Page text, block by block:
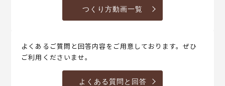
つくり方動画一覧
よくあるご質問と回答内容をご用意しております。ぜひ
ご利用くださいませ。
よくある質問と回答